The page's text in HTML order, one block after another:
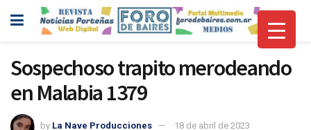
Sospechoso trapito merodeando
en Malabia 1379
by La Nave Producciones 18 de abril de 2023